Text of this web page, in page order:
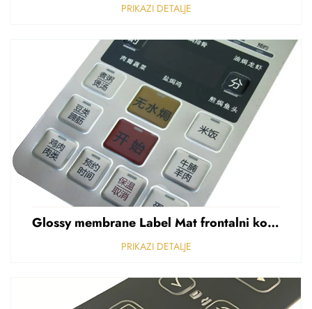
PRIKAZI DETALJE
Glossy membrane Label Mat frontalni kontrolni panel Sticker Refuziran polikarbonat Grafički preklapanje
PRIKAZI DETALJE